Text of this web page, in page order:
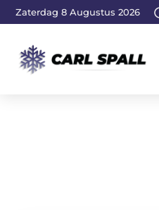
Zaterdag 8 Augustus 2026